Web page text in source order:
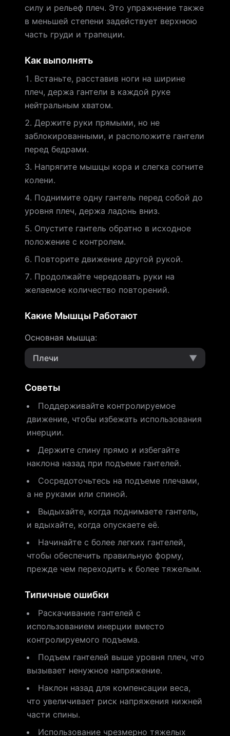
силу и рельеф плеч. Это упражнение также
в меньшей степени задействует верхнюю
часть груди и трапеции.
Как выполнять
Встаньте, расставив ноги на ширине
плеч, держа гантели в каждой руке
нейтральным хватом.
Держите руки прямыми, но не
заблокированными, и расположите гантели
перед бедрами.
Напрягите мышцы кора и слегка согните
колени.
Поднимите одну гантель перед собой до
уровня плеч, держа ладонь вниз.
Опустите гантель обратно в исходное
положение с контролем.
Повторите движение другой рукой.
Продолжайте чередовать руки на
желаемое количество повторений.
Какие Мышцы Работают
Основная мышца:
Плечи
▼
Советы
Поддерживайте контролируемое
движение, чтобы избежать использования
инерции.
Держите спину прямо и избегайте
наклона назад при подъеме гантелей.
Сосредоточьтесь на подъеме плечами,
а не руками или спиной.
Выдыхайте, когда поднимаете гантель,
и вдыхайте, когда опускаете её.
Начинайте с более легких гантелей,
чтобы обеспечить правильную форму,
прежде чем переходить к более тяжелым.
Типичные ошибки
Раскачивание гантелей с
использованием инерции вместо
контролируемого подъема.
Подъем гантелей выше уровня плеч, что
вызывает ненужное напряжение.
Наклон назад для компенсации веса,
что увеличивает риск напряжения нижней
части спины.
Использование чрезмерно тяжелых